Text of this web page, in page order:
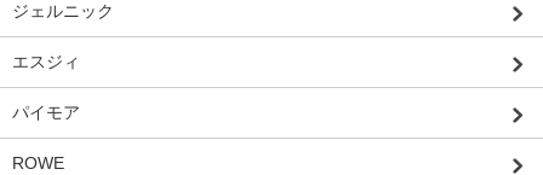
ジェルニック
エスジィ
パイモア
ROWE